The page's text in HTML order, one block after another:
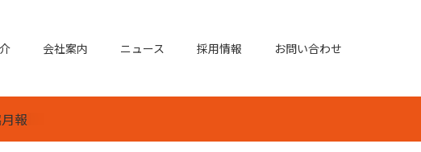
会社案内 ニュース 採用情報 お問い合わせ
報